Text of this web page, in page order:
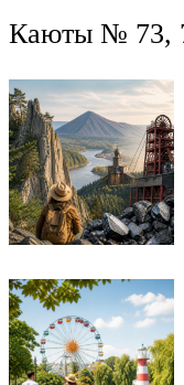
Каюты № 73,